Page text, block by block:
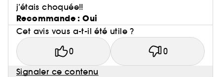
j’étais choquée!!
Recommande : Oui
Cet avis vous a-t-il été utile ?
0 0
Signaler ce contenu